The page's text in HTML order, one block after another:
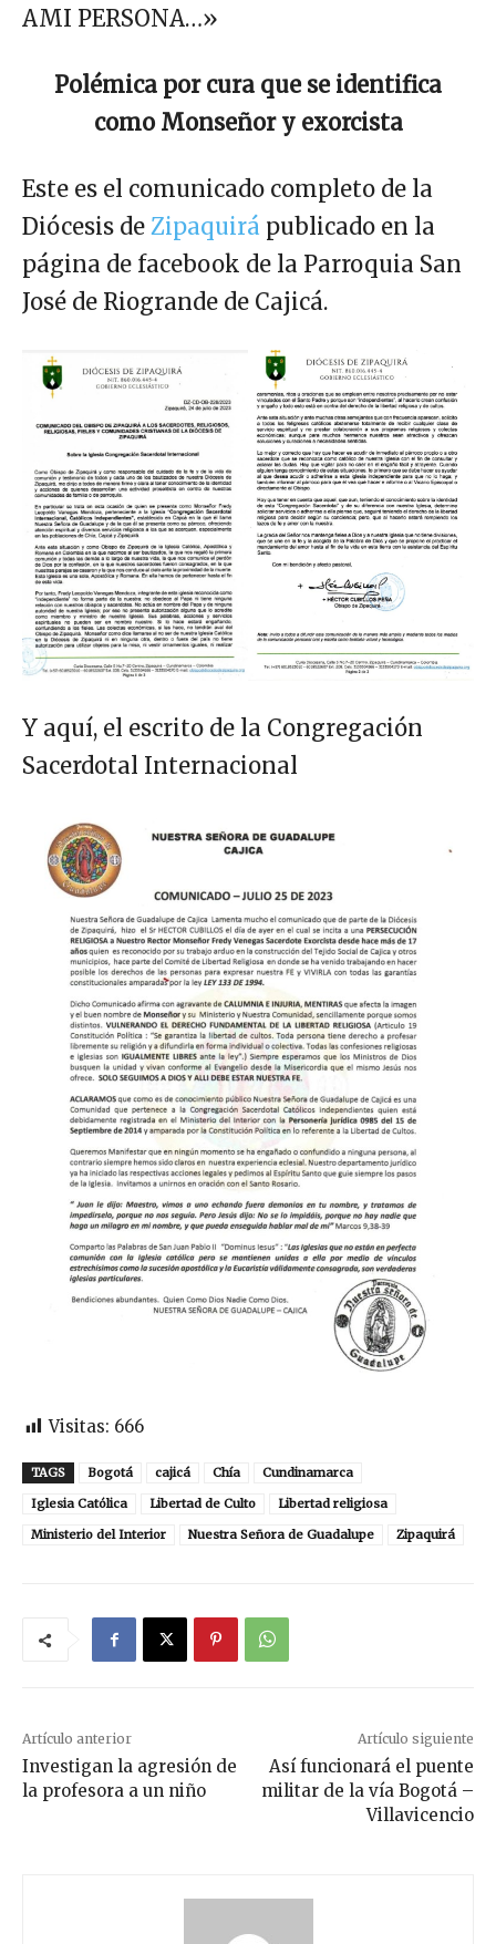
AMI PERSONA…»
Polémica por cura que se identifica
como Monseñor y exorcista
Este es el comunicado completo de la
Diócesis de Zipaquirá publicado en la
página de facebook de la Parroquia San
José de Riogrande de Cajicá.
Y aquí, el escrito de la Congregación
Sacerdotal Internacional
Visitas: 666
TAGS Bogotá cajicá Chía
Cundinamarca
Iglesia Católica
Libertad de Culto
Libertad religiosa
Ministerio del Interior
Nuestra Señora de Guadalupe Zipaquirá
Artículo anterior
Investigan la agresión de
la profesora a un niño
Artículo siguiente
Así funcionará el puente
militar de la vía Bogotá –
Villavicencio